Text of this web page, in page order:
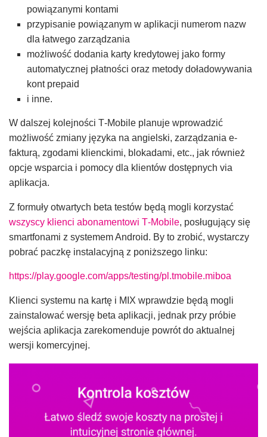
powiązanymi kontami
przypisanie powiązanym w aplikacji numerom nazw
dla łatwego zarządzania
możliwość dodania karty kredytowej jako formy
automatycznej płatności oraz metody doładowywania
kont prepaid
i inne.
W dalszej kolejności T‑Mobile planuje wprowadzić
możliwość zmiany języka na angielski, zarządzania e-
fakturą, zgodami klienckimi, blokadami, etc., jak również
opcje wsparcia i pomocy dla klientów dostępnych via
aplikacja.
Z formuły otwartych beta testów będą mogli korzystać
wszyscy klienci abonamentowi T‑Mobile, posługujący się
smartfonami z systemem Android. By to zrobić, wystarczy
pobrać paczkę instalacyjną z poniższego linku:
https://play.google.com/apps/testing/pl.tmobile.miboa
Klienci systemu na kartę i MIX wprawdzie będą mogli
zainstalować wersję beta aplikacji, jednak przy próbie
wejścia aplikacja zarekomenduje powrót do aktualnej
wersji komercyjnej.